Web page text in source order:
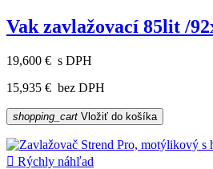
Vak zavlažovací 85lit /
19,600 € s DPH
15,935 € bez DPH
shopping_cart Vložiť do košíka
 Rýchly náhľad